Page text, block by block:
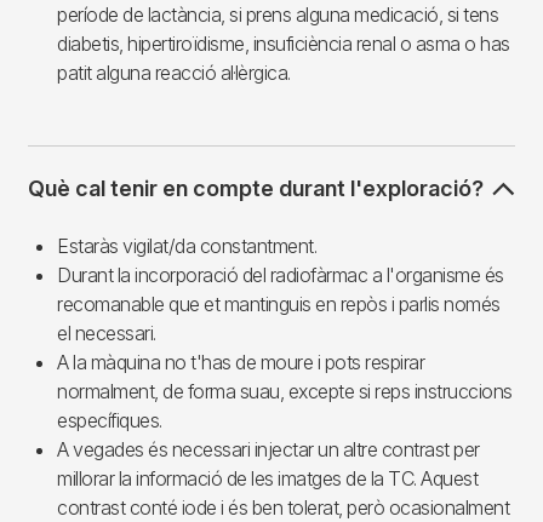
període de lactància, si prens alguna medicació, si tens
diabetis, hipertiroïdisme, insuficiència renal o asma o has
patit alguna reacció al·lèrgica.
Què cal tenir en compte durant l'exploració?
Estaràs vigilat/da constantment.
Durant la incorporació del radiofàrmac a l'organisme és
recomanable que et mantinguis en repòs i parlis només
el necessari.
A la màquina no t'has de moure i pots respirar
normalment, de forma suau, excepte si reps instruccions
específiques.
A vegades és necessari injectar un altre contrast per
millorar la informació de les imatges de la TC. Aquest
contrast conté iode i és ben tolerat, però ocasionalment